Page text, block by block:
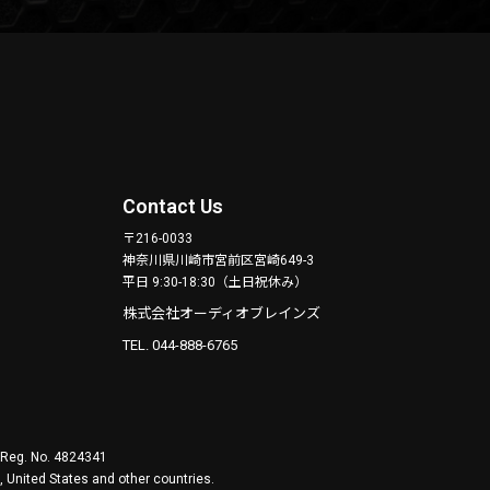
Contact Us
〒216-0033
神奈川県川崎市宮前区宮崎649-3
平日 9:30-18:30（土日祝休み）
株式会社オーディオブレインズ
TEL. 044-888-6765
No. 4824341
States and other countries.